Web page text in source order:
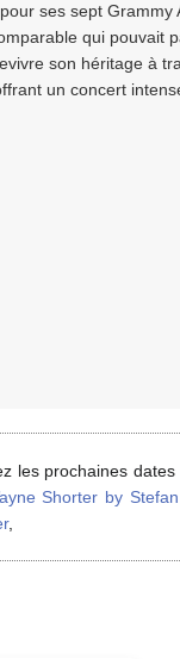
ses sept Grammy
qui pouvait
son héritage à
un concert
les prochaines
Shorter by
,